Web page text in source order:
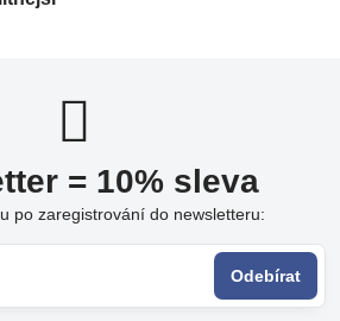
= 10% sleva
po zaregistrování do newsletteru:
Odebírat